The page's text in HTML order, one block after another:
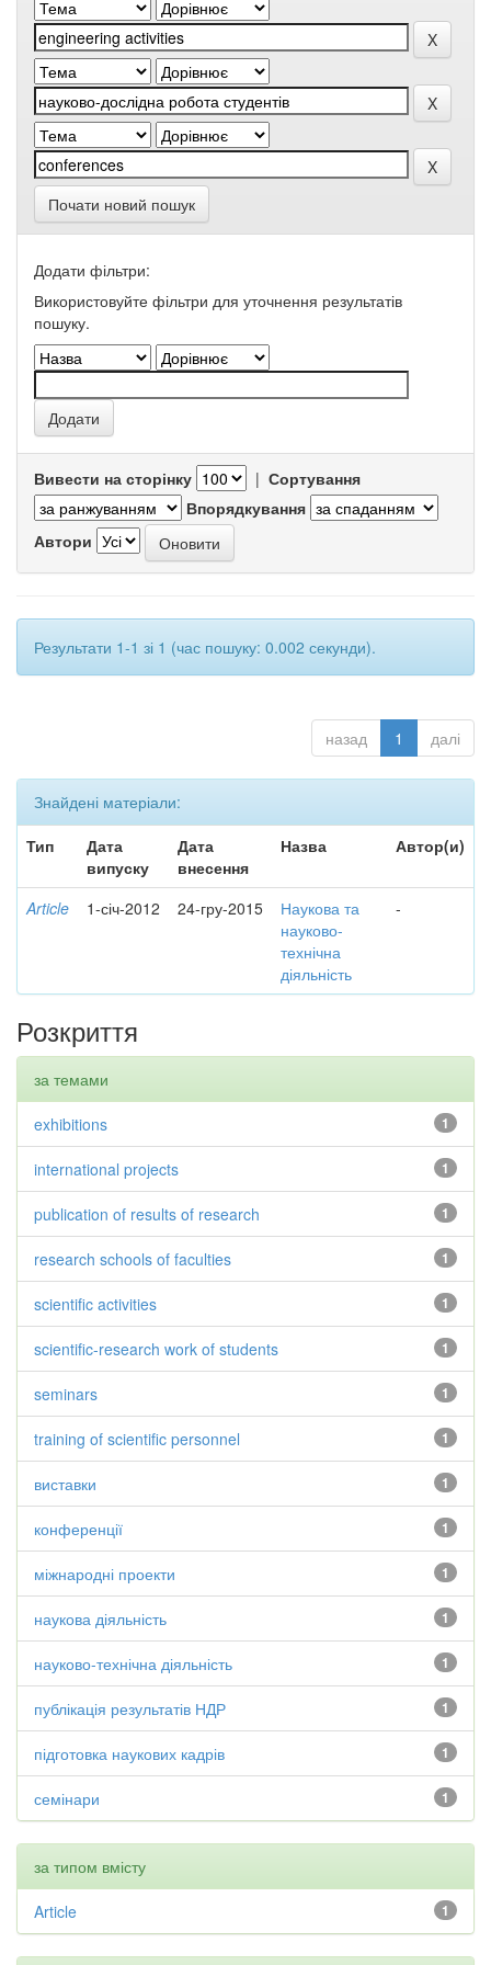
Почати новий пошук
Додати фільтри:
Використовуйте фільтри для уточнення результатів
пошуку.
Вивести на сторінку | Сортування
Впорядкування
Автори
Результати 1-1 зі 1 (час пошуку: 0.002 секунди).
назад 1 далі
Знайдені матеріали:
Тип
Дата
випуску
Дата
внесення
Назва Автор(и)
Article 1-січ-2012 24-гру-2015
Наукова та
науково-
технічна
діяльність
-
Розкриття
за темами
1
exhibitions
1
international projects
1
publication of results of research
1
research schools of faculties
1
scientific activities
1
scientific-research work of students
1
seminars
1
training of scientific personnel
1
виставки
1
конференції
1
міжнародні проекти
1
наукова діяльність
1
науково-технічна діяльність
1
публікація результатів НДР
1
підготовка наукових кадрів
1
семінари
за типом вмісту
1
Article